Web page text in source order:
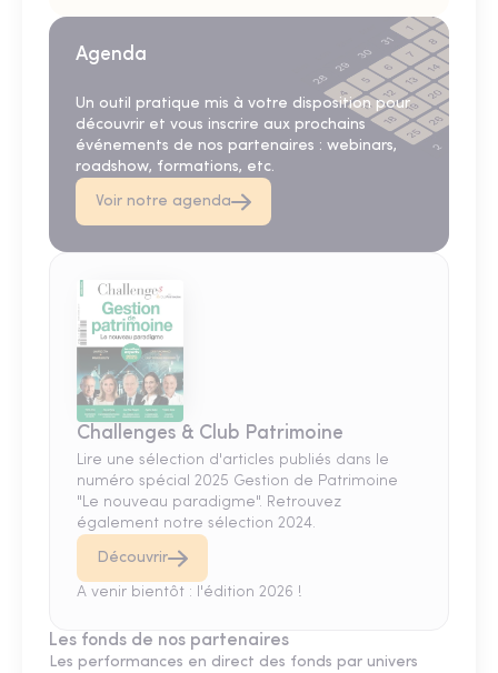
Agenda
Un outil pratique mis à votre disposition pour
découvrir et vous inscrire aux prochains
événements de nos partenaires : webinars,
roadshow, formations, etc.
Voir notre agenda
Challenges & Club Patrimoine
Lire une sélection d'articles publiés dans le
numéro spécial 2025 Gestion de Patrimoine
"Le nouveau paradigme". Retrouvez
également notre sélection 2024.
Découvrir
A venir bientôt : l'édition 2026 !
Les fonds de nos partenaires
Les performances en direct des fonds par univers